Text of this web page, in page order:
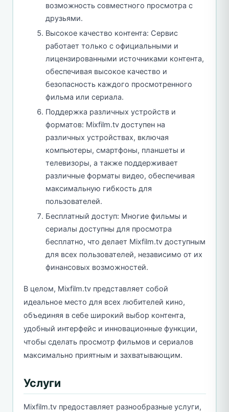
возможность совместного просмотра с
друзьями.
Высокое качество контента: Сервис
работает только с официальными и
лицензированными источниками контента,
обеспечивая высокое качество и
безопасность каждого просмотренного
фильма или сериала.
Поддержка различных устройств и
форматов: Mixfilm.tv доступен на
различных устройствах, включая
компьютеры, смартфоны, планшеты и
телевизоры, а также поддерживает
различные форматы видео, обеспечивая
максимальную гибкость для
пользователей.
Бесплатный доступ: Многие фильмы и
сериалы доступны для просмотра
бесплатно, что делает Mixfilm.tv доступным
для всех пользователей, независимо от их
финансовых возможностей.
В целом, Mixfilm.tv представляет собой
идеальное место для всех любителей кино,
объединяя в себе широкий выбор контента,
удобный интерфейс и инновационные функции,
чтобы сделать просмотр фильмов и сериалов
максимально приятным и захватывающим.
Услуги
Mixfilm.tv предоставляет разнообразные услуги,